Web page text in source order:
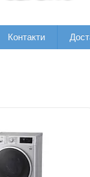
Контакти